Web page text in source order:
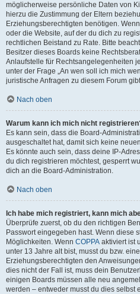
möglicherweise persönliche Daten von
hierzu die Zustimmung der Eltern
Erziehungsberechtigten benötigen.
oder die Website, auf der du dich zu
rechtlichen Beistand zu Rate. Bitte
Besitzer dieses Boards keine
Anlaufstelle für Rechtsangelegenheiten
unter der Frage „An wen soll ich mich
juristische Anfragen zu diesem Forum
Nach oben
Warum kann ich mich nicht
Es kann sein, dass die Board-
ausgeschaltet hat, damit sich keine
Es könnte auch sein, dass deine IP-
du dich registrieren möchtest, gesperrt
dich an die Board-Administration.
Nach oben
Ich habe mich registriert, kann mich
Überprüfe zuerst, ob du den richtigen
Passwort eingegeben hast. Wenn diese
Möglichkeiten. Wenn COPPA aktiviert ist
unter 13 Jahre alt bist, musst du bzw.
Erziehungsberechtigten den
dies nicht der Fall ist, muss dein
einigen Boards müssen alle neu
werden – entweder musst du dies selbst